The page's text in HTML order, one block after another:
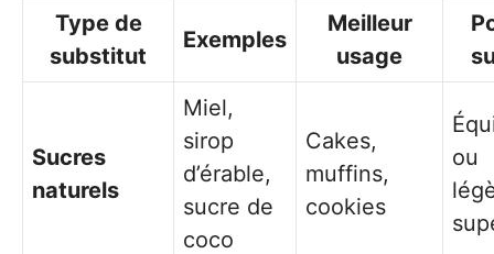
Type de
substitut
Exemples
Meilleur
usage
Sucres
naturels
Miel,
sirop
d’érable,
sucre de
coco
Cakes,
muffins,
cookies
ou